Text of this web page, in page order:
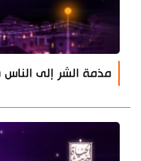
مذمة الشر إلى الناس